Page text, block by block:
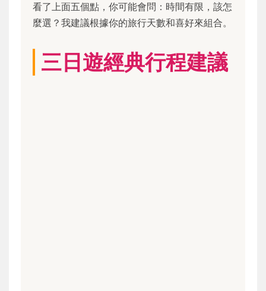
看了上面五個點，你可能會問：時間有限，該怎
麼選？我建議根據你的旅行天數和喜好來組合。
三日遊經典行程建議